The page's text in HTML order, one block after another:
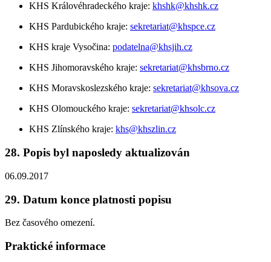
KHS Královéhradeckého kraje: khshk@khshk.cz
KHS Pardubického kraje: sekretariat@khspce.cz
KHS kraje Vysočina: podatelna@khsjih.cz
KHS Jihomoravského kraje: sekretariat@khsbrno.cz
KHS Moravskoslezského kraje: sekretariat@khsova.cz
KHS Olomouckého kraje: sekretariat@khsolc.cz
KHS Zlínského kraje: khs@khszlin.cz
28. Popis byl naposledy aktualizován
06.09.2017
29. Datum konce platnosti popisu
Bez časového omezení.
Praktické informace